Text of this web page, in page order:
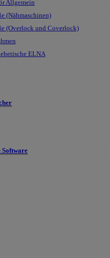
Allgemein
(Nähmaschinen)
(Overlock und Coverlock)
ELNA
Software